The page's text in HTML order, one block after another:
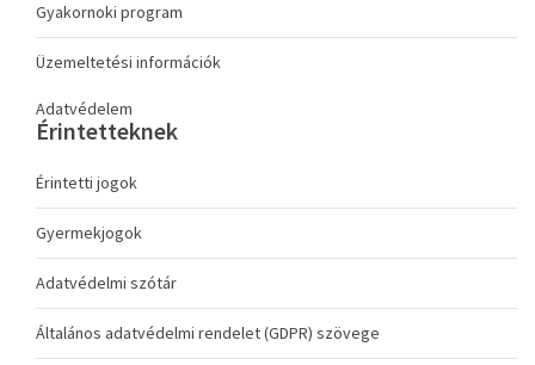
Gyakornoki program
Üzemeltetési információk
Adatvédelem
Érintetteknek
Érintetti jogok
Gyermekjogok
Adatvédelmi szótár
Általános adatvédelmi rendelet (GDPR) szövege